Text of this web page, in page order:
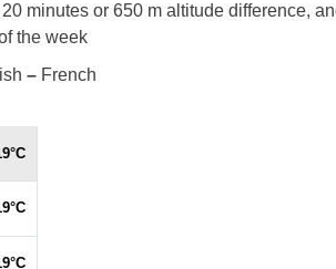
minutes or 650 m altitude difference,
the week
– French